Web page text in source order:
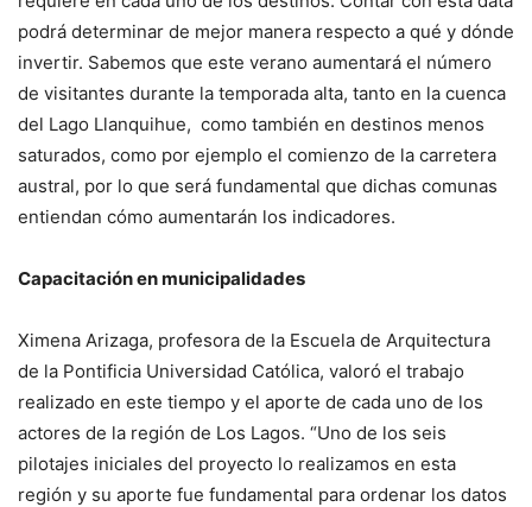
podrá determinar de mejor manera respecto a qué y dónde
invertir. Sabemos que este verano aumentará el número
de visitantes durante la temporada alta, tanto en la cuenca
del Lago Llanquihue, como también en destinos menos
saturados, como por ejemplo el comienzo de la carretera
austral, por lo que será fundamental que dichas comunas
entiendan cómo aumentarán los indicadores.
Capacitación en municipalidades
Ximena Arizaga, profesora de la Escuela de Arquitectura
de la Pontificia Universidad Católica, valoró el trabajo
realizado en este tiempo y el aporte de cada uno de los
actores de la región de Los Lagos. “Uno de los seis
pilotajes iniciales del proyecto lo realizamos en esta
región y su aporte fue fundamental para ordenar los datos